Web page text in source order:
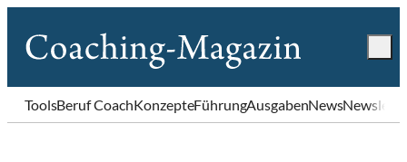
ToolsBeruf CoachKonzepteFührungAusgabenNews